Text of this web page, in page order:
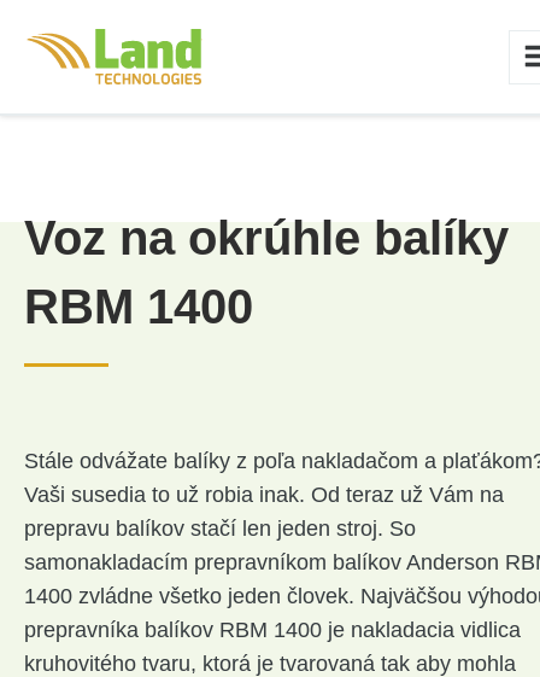
Voz na okrúhle balíky
RBM 1400
Stále odvážate balíky z poľa nakladačom a
Vaši susedia to už robia inak. Od teraz už Vám na
prepravu balíkov stačí len jeden stroj. So
samonakladacím prepravníkom balíkov Anderson
1400 zvládne všetko jeden človek. Najväčšou
prepravníka balíkov RBM 1400 je nakladacia vidlica
kruhovitého tvaru, ktorá je tvarovaná tak aby mohla